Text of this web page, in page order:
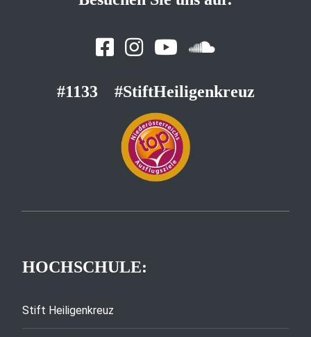
#1133 #StiftHeiligenkreuz
HOCHSCHULE:
Stift Heiligenkreuz